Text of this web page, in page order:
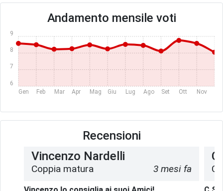
Andamento mensile voti
Gen Feb Mar Apr Mag Giu Lug Ago Set Ott Nov
6
7
8
9
Recensioni
Vincenzo Nardelli
Coppia matura 3 mesi fa